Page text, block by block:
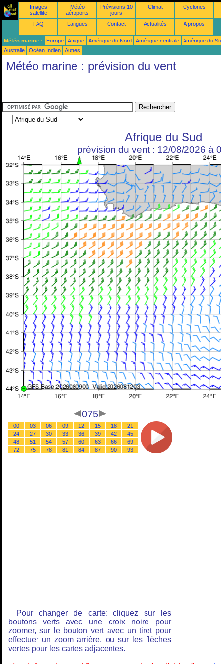
Images
satellite
Météo
aéroports
Prévisions 10
jours
Climat Cyclones
FAQ Langues Contact Actualités A propos
Météo marine : Europe Afrique Amérique du Nord Amérique centrale
Amérique du
Australie
Océan Indien Autres
Météo marine : prévision du vent
Afrique du Sud
prévision du vent : 12/08/2026 à
075
00 03 06 09 12 15 18
21
24
27 30 33 36 39 42
45
48
51 54 57 60 63 66
69
72
75 78 81 84 87 90 93
Pour changer de carte: cliquez sur les
boutons verts avec une croix noire pour
zoomer, sur le bouton vert avec un tiret pour
effectuer un zoom arrière, ou sur les flèches
vertes pour les cartes adjacentes.